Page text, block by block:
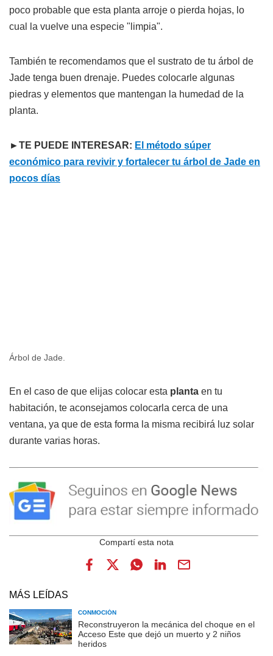
poco probable que esta planta arroje o pierda hojas, lo
cual la vuelve una especie "limpia".
También te recomendamos que el sustrato de tu árbol de
Jade tenga buen drenaje. Puedes colocarle algunas
piedras y elementos que mantengan la humedad de la
planta.
►TE PUEDE INTERESAR: El método súper
económico para revivir y fortalecer tu árbol de Jade en
pocos días
Árbol de Jade.
En el caso de que elijas colocar esta planta en tu
habitación, te aconsejamos colocarla cerca de una
ventana, ya que de esta forma la misma recibirá luz solar
durante varias horas.
MÁS LEÍDAS
CONMOCIÓN
Reconstruyeron la mecánica del choque en el
Acceso Este que dejó un muerto y 2 niños
heridos